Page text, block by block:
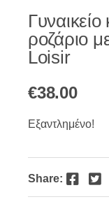
ροζάριο
Loisir
€38.00
Εξαντλημένο!
Share: Facebook Twitter